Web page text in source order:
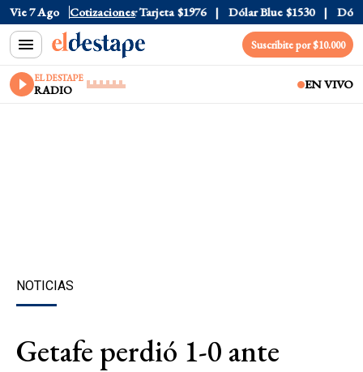
Vie 7 Ago Cotizaciones
$1520 Dólar Tarjeta $1976 Dólar Blue $1530 Dólar
Suscribite por $10.000
EL DESTAPE
RADIO EN VIVO
NOTICIAS
Getafe perdió 1-0 ante